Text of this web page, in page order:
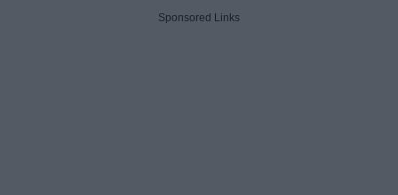
Sponsored Links